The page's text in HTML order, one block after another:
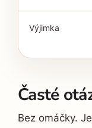
Výjimka
Časté
Bez omáčky.